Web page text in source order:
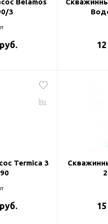
Belamos
3
Termica 3